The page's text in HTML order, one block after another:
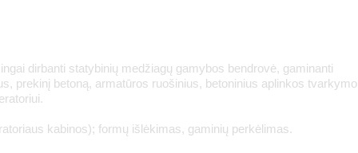
dirbanti statybinių medžiagų gamybos bendrovė, gaminanti
prekinį betoną, armatūros ruošinius, betoninius aplinkos tvarkymo
kabinos); formų išlėkimas, gaminių perkėlimas.